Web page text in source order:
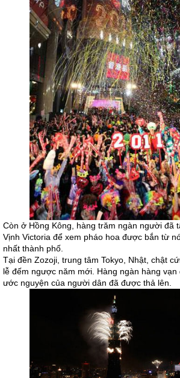
Còn ở Hồng Kông, hàng trăm ngàn người đã
Vịnh Victoria để xem pháo hoa được bắn từ
nhất thành phố.
Tại đền Zozoji, trung tâm Tokyo, Nhật, chật
lễ đếm ngược năm mới. Hàng ngàn hàng vạn
ước nguyện của người dân đã được thả lên.